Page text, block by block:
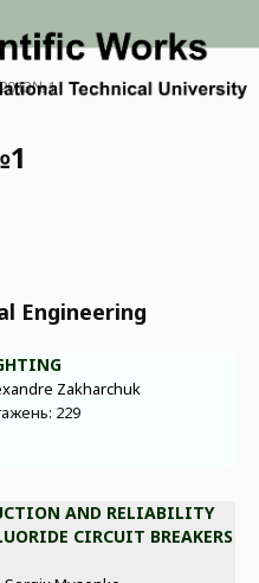
Engineering
Zakharchuk
229
AND RELIABILITY
CIRCUIT BREAKERS